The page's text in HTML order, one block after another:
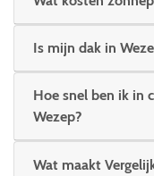
Is mijn dak in
Hoe snel ben ik in
Wezep?
Wat maakt